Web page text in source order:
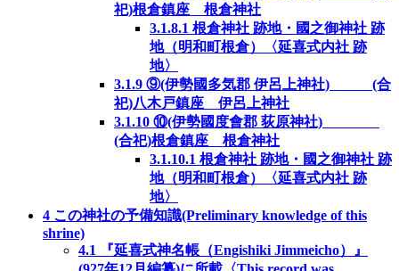
祀)根倉鎮座 根倉神社
3.1.8.1 根倉神社 跡地・國之御神社 跡
地（明和町根倉）〈延喜式内社 跡
地〉
3.1.9 ⑨(伊勢國多気郡 伊呂上神社) (合
祀)八木戸鎮座 伊呂上神社
3.1.10 ⑩(伊勢國度會郡 荻原神社)
(合祀)根倉鎮座 根倉神社
3.1.10.1 根倉神社 跡地・國之御神社 跡
地（明和町根倉）〈延喜式内社 跡
地〉
4 この神社の予備知識(Preliminary knowledge of this
shrine)
4.1
『延喜式神名帳（Engishiki Jimmeicho）』